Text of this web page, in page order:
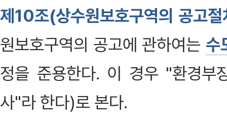
제10조(상수원보호구역의 공고
원보호구역의 공고에 관하여는 수
정을 준용한다. 이 경우 "환경부
사"라 한다)로 본다.